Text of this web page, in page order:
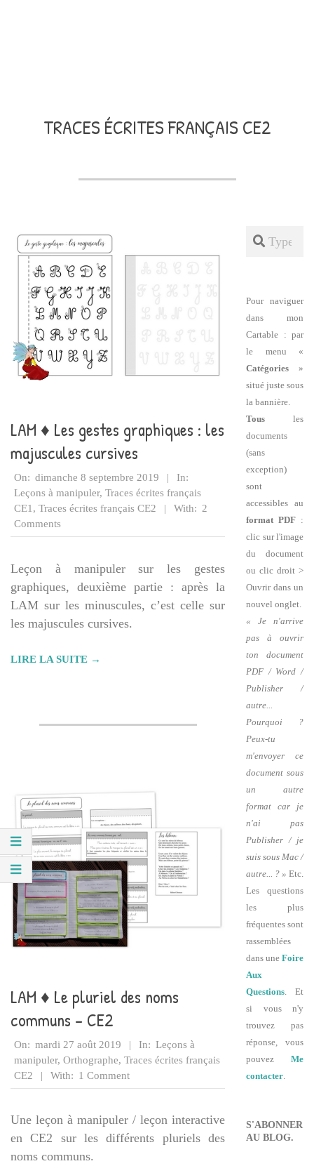
TRACES ÉCRITES FRANÇAIS CE2
LAM ♦ Les gestes graphiques : les
majuscules cursives
2019-
09-
08
On: dimanche 8 septembre 2019
In:
Leçons à manipuler, Traces écrites français
CE1, Traces écrites français CE2 With: 2
Comments
Leçon à manipuler sur les gestes
graphiques, deuxième partie : après la
LAM sur les minuscules, c’est celle sur
les majuscules cursives.
LIRE LA SUITE →
LAM ♦ Le pluriel des noms
communs – CE2
2019-
08-
27
On: mardi 27 août 2019 In: Leçons à
manipuler, Orthographe, Traces écrites français
CE2
With: 1 Comment
Une leçon à manipuler / leçon interactive
en CE2 sur les différents pluriels des
noms communs.
Search
Pour naviguer
dans mon
Cartable : par
le menu «
Catégories »
situé juste sous
la bannière.
Tous les
documents
(sans
exception)
sont
accessibles au
format PDF :
clic sur l'image
du document
ou clic droit >
Ouvrir dans un
nouvel onglet.
« Je n'arrive
pas à ouvrir
ton document
PDF / Word /
Publisher /
autre...
Pourquoi ?
Peux-tu
m'envoyer ce
document sous
un autre
format car je
n'ai pas
Publisher / je
suis sous Mac /
autre... ? » Etc.
Les questions
les plus
fréquentes sont
rassemblées
dans une Foire
Aux
Questions . Et
si vous n'y
trouvez pas
réponse, vous
pouvez Me
contacter
S'ABONNER
AU BLOG.